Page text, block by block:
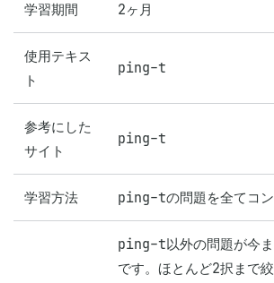
学習期間 2ヶ月
使用テキス
ト
ping-t
参考にした
サイト
ping-t
学習方法 ping-tの問題を全てコン
ping-t以外の問題が今ま
です。ほとんど2択まで